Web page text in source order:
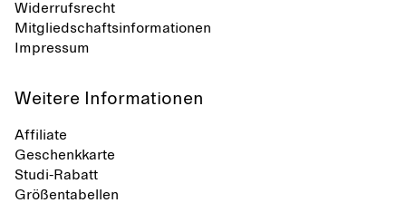
Widerrufsrecht
Mitgliedschaftsinformationen
Impressum
Weitere Informationen
Affiliate
Geschenkkarte
Studi-Rabatt
Größentabellen